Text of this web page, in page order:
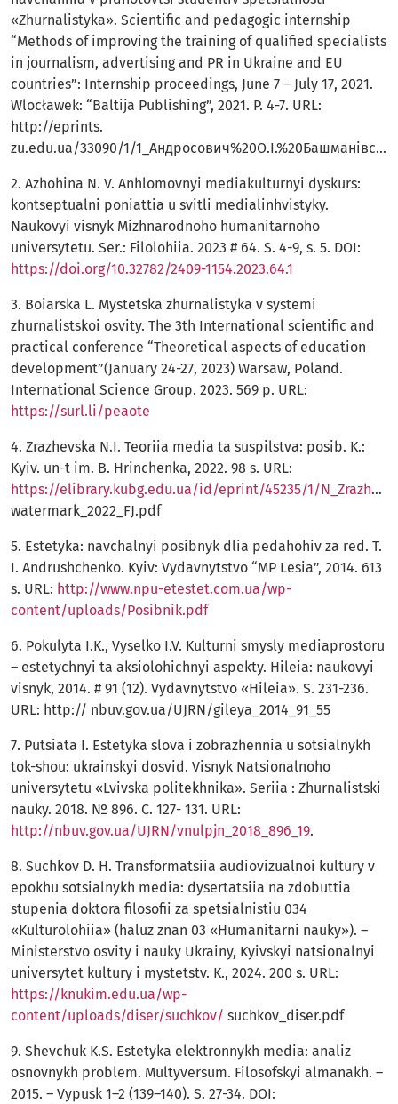
«Zhurnalistyka». Scientific and pedagogic internship
“Methods of improving the training of qualified specialists
in journalism, advertising and PR in Ukraine and EU
countries”: Internship proceedings, June 7 – July 17, 2021.
Wlocławek: “Baltija Publishing”, 2021. P. 4-7. URL:
http://eprints.
zu.edu.ua/33090/1/1_Андросович%20О.І.%20Башманівський%20В.І._тези.pdf
2. Azhohina N. V. Anhlomovnyi mediakulturnyi dyskurs:
kontseptualni poniattia u svitli medialinhvistyky.
Naukovyi visnyk Mizhnarodnoho humanitarnoho
universytetu. Ser.: Filolohiia. 2023 # 64. S. 4-9, s. 5. DOI:
https://doi.org/10.32782/2409-1154.2023.64.1
3. Boiarska L. Mystetska zhurnalistyka v systemi
zhurnalistskoi osvity. The 3th International scientific and
practical conference “Theoretical aspects of education
development”(January 24-27, 2023) Warsaw, Poland.
International Science Group. 2023. 569 p. URL:
https://surl.li/peaote
4. Zrazhevska N.I. Teoriia media ta suspilstva: posib. K.:
Kyiv. un-t im. B. Hrinchenka, 2022. 98 s. URL:
https://elibrary.kubg.edu.ua/id/eprint/45235/1/N_Zrazhevska_Posibnik_TMS_pravki_2_
watermark_2022_FJ.pdf
5. Estetyka: navchalnyi posibnyk dlia pedahohiv za red. T.
I. Andrushchenko. Kyiv: Vydavnytstvo “MP Lesia”, 2014. 613
s. URL: http://www.npu-etestet.com.ua/wp-
content/uploads/Posibnik.pdf
6. Pokulyta I.K., Vyselko I.V. Kulturni smysly mediaprostoru
– estetychnyi ta aksiolohichnyi aspekty. Hileia: naukovyi
visnyk, 2014. # 91 (12). Vydavnytstvo «Hileia». S. 231-236.
URL: http:// nbuv.gov.ua/UJRN/gileya_2014_91_55
7. Putsiata I. Estetyka slova i zobrazhennia u sotsialnykh
tok-shou: ukrainskyi dosvid. Visnyk Natsionalnoho
universytetu «Lvivska politekhnika». Seriia : Zhurnalistski
nauky. 2018. № 896. С. 127- 131. URL:
http://nbuv.gov.ua/UJRN/vnulpjn_2018_896_19.
8. Suchkov D. H. Transformatsiia audiovizualnoi kultury v
epokhu sotsialnykh media: dysertatsiia na zdobuttia
stupenia doktora filosofii za spetsialnistiu 034
«Kulturolohiia» (haluz znan 03 «Humanitarni nauky»). –
Ministerstvo osvity i nauky Ukrainy, Kyivskyi natsionalnyi
universytet kultury i mystetstv. K., 2024. 200 s. URL:
https://knukim.edu.ua/wp-
content/uploads/diser/suchkov/ suchkov_diser.pdf
9. Shevchuk K.S. Estetyka elektronnykh media: analiz
osnovnykh problem. Multyversum. Filosofskyi almanakh. –
2015. – Vypusk 1–2 (139–140). S. 27-34. DOI: